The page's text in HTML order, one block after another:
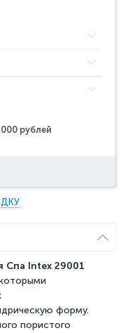
рублей
Спа Intex 29001
форму.
пористого